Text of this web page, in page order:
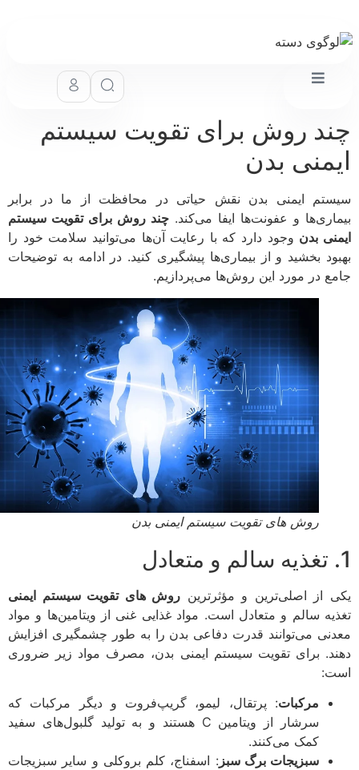
روش برای تقویت سیستم
بدن
ایمنی بدن نقش حیاتی در محافظت از ما در برابر
و عفونت‌ها ایفا می‌کند.چند روش برای تقویت سیستم
بدن وجود دارد که با رعایت آن‌ها می‌توانید سلامت خود را
بخشید و از بیماری‌ها پیشگیری کنید. در ادامه به توضیحات
در مورد این روش‌ها می‌پردازیم.
روش های تقویت سیستم ایمنی بدن
از اصلی‌ترین و مؤثرترینروش های تقویت سیستم ایمنی
سالم و متعادل است. مواد غذایی غنی از ویتامین‌ها و مواد
می‌توانند قدرت دفاعی بدن را به طور چشمگیری افزایش
برای تقویت سیستم ایمنی بدن، مصرف مواد زیر ضروری
مرکبات: پرتقال، لیمو، گریپ‌فروت و دیگر مرکبات که
سرشار از ویتامین C هستند و به تولید گلبول‌های سفید
کمک می‌کنند.
سبزیجات برگ سبز : اسفناج، کلم بروکلی و سایر سبزیجات